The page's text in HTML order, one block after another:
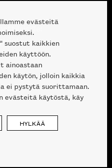
evästeitä
suostut kaikkien
käyttöön.
ainoastaan
käytön, jolloin kaikkia
ei pystytä suorittamaan.
evästeitä käytöstä, käy
HYLKÄÄ